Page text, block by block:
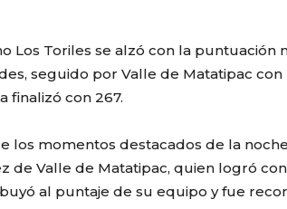
Los Toriles se alzó con la puntuación
seguido por Valle de Matatipac
finalizó con 267.
los momentos destacados de la
de Valle de Matatipac, quien logró
al puntaje de su equipo y fue